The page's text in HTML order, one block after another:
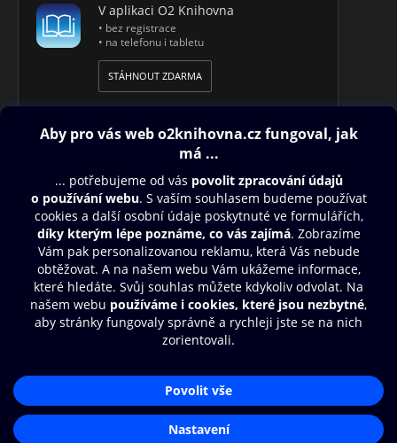
V aplikaci O2 Knihovna
• bez registrace
• na telefonu i tabletu
STÁHNOUT ZDARMA
Obsah ke stažení
Moje O2 Knihovna
Další zábava
© O2 Czech Republic a.s.
Zásady zpracování osobních údajůAplikace O2 Knihovna
Čti a poslouchej své e-knihy a